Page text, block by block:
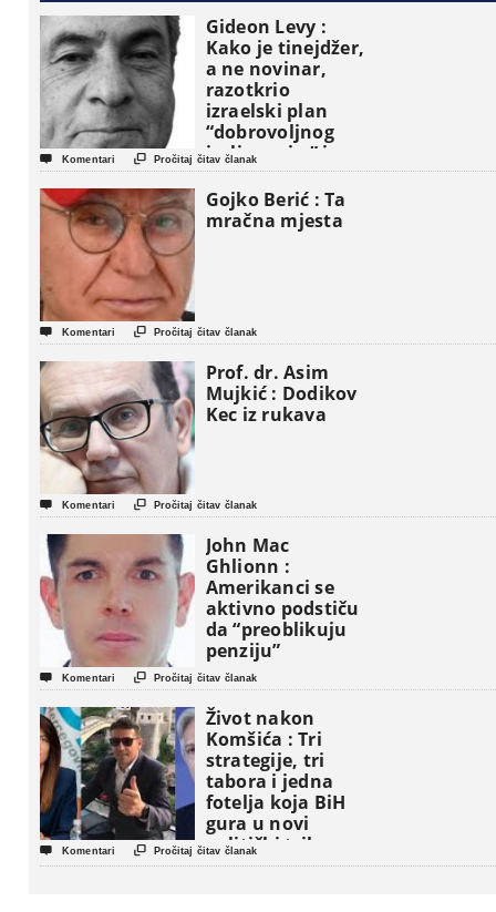
Gideon Levy :
Kako je tinejdžer,
a ne novinar,
razotkrio
izraelski plan
“dobrovoljnog
iseljavanja ” iz
Gaze
 Komentari  Pročitaj čitav članak
Gojko Berić : Ta
mračna mjesta
 Komentari  Pročitaj čitav članak
Prof. dr. Asim
Mujkić : Dodikov
Kec iz rukava
 Komentari  Pročitaj čitav članak
John Mac
Ghlionn :
Amerikanci se
aktivno podstiču
da “preoblikuju
penziju”
 Komentari  Pročitaj čitav članak
Život nakon
Komšića : Tri
strategije, tri
tabora i jedna
fotelja koja BiH
gura u novi
politički triler
 Komentari  Pročitaj čitav članak